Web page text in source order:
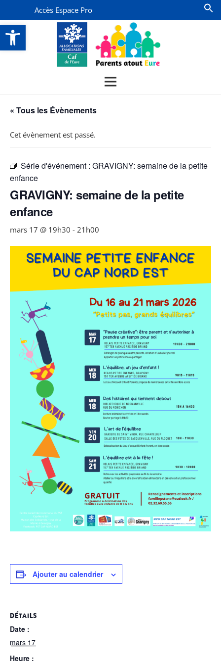
Ouvrir la barre d’outils
Accès Espace Pro
« Tous les Évènements
Cet évènement est passé.
Série d'événement : GRAVIGNY: semaine de la petite
enfance
GRAVIGNY: semaine de la petite
enfance
mars 17 @ 19h30 - 21h00
Ajouter au calendrier
DÉTAILS
Date :
mars 17
Heure :